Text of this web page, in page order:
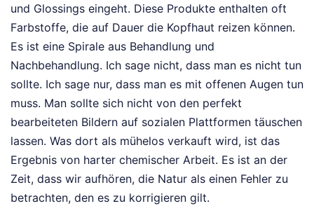
und Glossings eingeht. Diese Produkte enthalten oft
Farbstoffe, die auf Dauer die Kopfhaut reizen können.
Es ist eine Spirale aus Behandlung und
Nachbehandlung. Ich sage nicht, dass man es nicht tun
sollte. Ich sage nur, dass man es mit offenen Augen tun
muss. Man sollte sich nicht von den perfekt
bearbeiteten Bildern auf sozialen Plattformen täuschen
lassen. Was dort als mühelos verkauft wird, ist das
Ergebnis von harter chemischer Arbeit. Es ist an der
Zeit, dass wir aufhören, die Natur als einen Fehler zu
betrachten, den es zu korrigieren gilt.